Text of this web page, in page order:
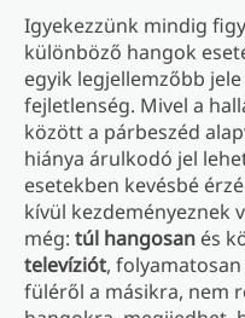
Igyekezzünk mindig
különböző hangok
egyik legjellemzőbb jele
fejletlenség. Mivel a
között a párbeszéd
hiánya árulkodó jel
esetekben kevésbé
kívül kezdeményeznek
még: túl hangosan és
televíziót,
füléről a másikra, nem